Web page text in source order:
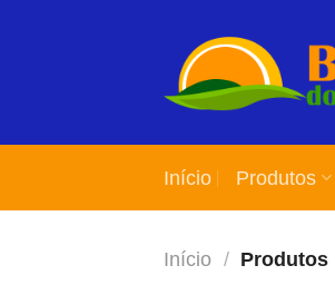
Início Produtos
Início / Produtos